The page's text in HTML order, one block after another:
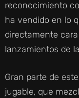
reconocimiento
ha vendido en lo
directamente
lanzamientos de
Gran parte de
jugable, que